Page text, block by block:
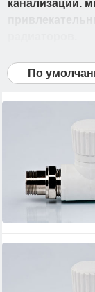
канализации.
В каталоге
- Вентиль для
покупателей,
также
лучшую
Для того
достаточно
связаться с
По